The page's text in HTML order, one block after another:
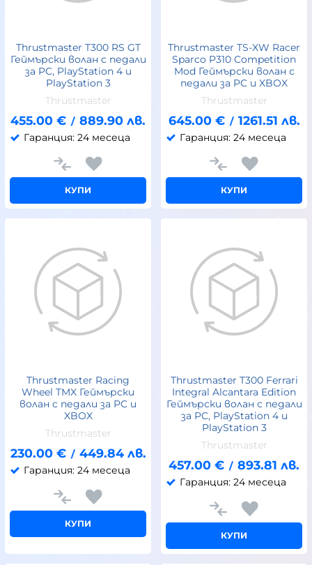
Thrustmaster T300 RS GT
Геймърски волан с педали
за PC, PlayStation 4 и
PlayStation 3
Thrustmaster
455.00 € / 889.90 лв.
Гаранция: 24 месеца
КУПИ
Thrustmaster TS-XW Racer
Sparco P310 Competition
Mod Геймърски волан с
педали за PC и XBOX
Thrustmaster
645.00 € / 1261.51 лв.
Гаранция: 24 месеца
КУПИ
Thrustmaster Racing
Wheel TMX Геймърски
волан с педали за PC и
XBOX
Thrustmaster
230.00 € / 449.84 лв.
Гаранция: 24 месеца
КУПИ
Thrustmaster T300 Ferrari
Integral Alcantara Edition
Геймърски волан с педали
за PC, PlayStation 4 и
PlayStation 3
Thrustmaster
457.00 € / 893.81 лв.
Гаранция: 24 месеца
КУПИ